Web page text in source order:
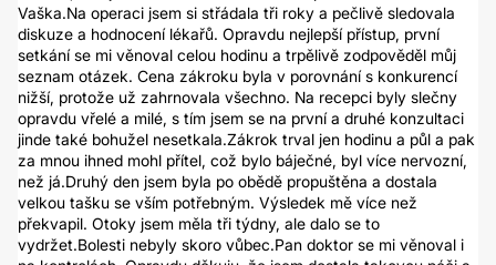
Vaška.Na operaci jsem si střádala tři roky a pečlivě sledovala
diskuze a hodnocení lékařů. Opravdu nejlepší přístup, první
setkání se mi věnoval celou hodinu a trpělivě zodpověděl můj
seznam otázek. Cena zákroku byla v porovnání s konkurencí
nižší, protože už zahrnovala všechno. Na recepci byly slečny
opravdu vřelé a milé, s tím jsem se na první a druhé konzultaci
jinde také bohužel nesetkala.Zákrok trval jen hodinu a půl a pak
za mnou ihned mohl přítel, což bylo báječné, byl více nervozní,
než já.Druhý den jsem byla po obědě propuštěna a dostala
velkou tašku se vším potřebným. Výsledek mě více než
překvapil. Otoky jsem měla tři týdny, ale dalo se to
vydržet.Bolesti nebyly skoro vůbec.Pan doktor se mi věnoval i